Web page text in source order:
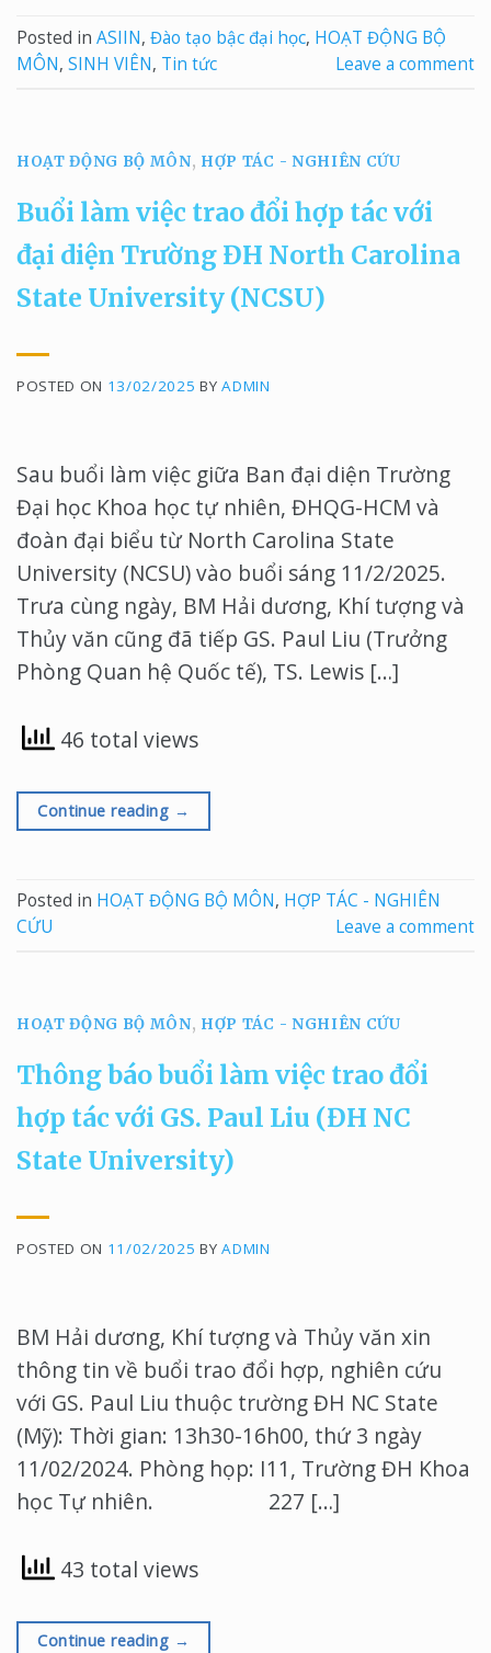
Posted in ASIIN, Đào tạo bậc đại học, HOẠT ĐỘNG BỘ
MÔN, SINH VIÊN, Tin tức Leave a comment
HOẠT ĐỘNG BỘ MÔN, HỢP TÁC - NGHIÊN CỨU
Buổi làm việc trao đổi hợp tác với
đại diện Trường ĐH North Carolina
State University (NCSU)
POSTED ON 13/02/2025 BYADMIN
Sau buổi làm việc giữa Ban đại diện Trường
Đại học Khoa học tự nhiên, ĐHQG-HCM và
đoàn đại biểu từ North Carolina State
University (NCSU) vào buổi sáng 11/2/2025.
Trưa cùng ngày, BM Hải dương, Khí tượng và
Thủy văn cũng đã tiếp GS. Paul Liu (Trưởng
Phòng Quan hệ Quốc tế), TS. Lewis […]
46 total views
Continue reading →
Posted in HOẠT ĐỘNG BỘ MÔN, HỢP TÁC - NGHIÊN
CỨU
Leave a comment
HOẠT ĐỘNG BỘ MÔN, HỢP TÁC - NGHIÊN CỨU
Thông báo buổi làm việc trao đổi
hợp tác với GS. Paul Liu (ĐH NC
State University)
POSTED ON 11/02/2025 BYADMIN
BM Hải dương, Khí tượng và Thủy văn xin
thông tin về buổi trao đổi hợp, nghiên cứu
với GS. Paul Liu thuộc trường ĐH NC State
(Mỹ): Thời gian: 13h30-16h00, thứ 3 ngày
11/02/2024. Phòng họp: I11, Trường ĐH Khoa
học Tự nhiên. 227 […]
43 total views
Continue reading →